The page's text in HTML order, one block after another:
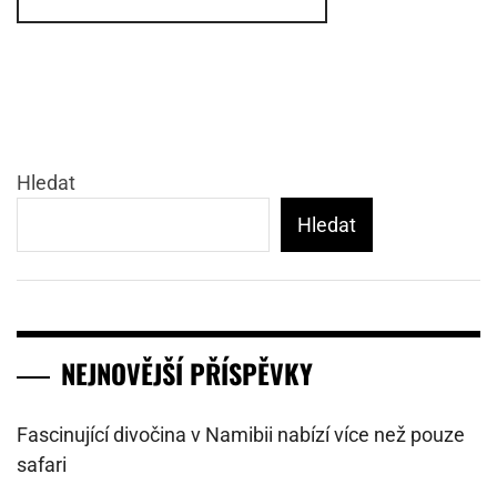
Hledat
Hledat
NEJNOVĚJŠÍ PŘÍSPĚVKY
Fascinující divočina v Namibii nabízí více než pouze
safari